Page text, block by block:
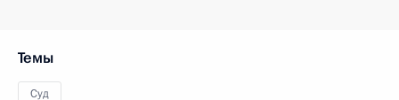
Темы
Суд